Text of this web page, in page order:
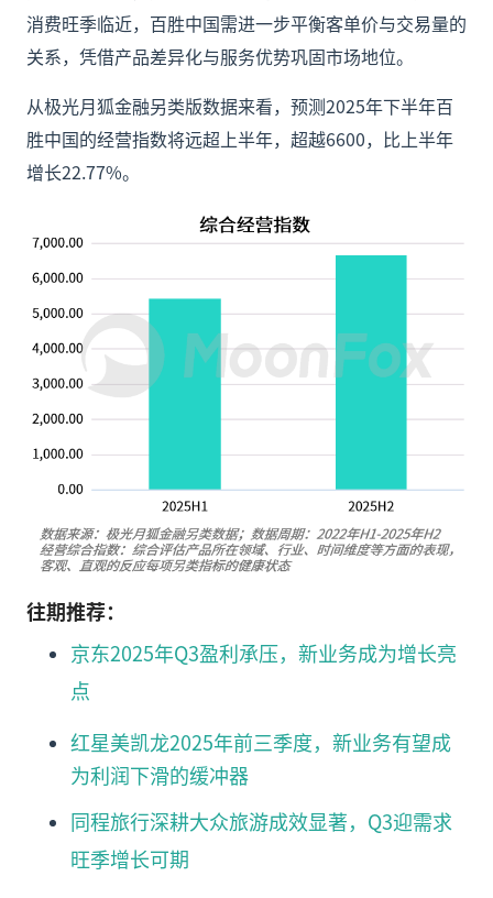
消费旺季临近，百胜中国需进一步平衡客单价与交易量的
关系，凭借产品差异化与服务优势巩固市场地位。
从极光月狐金融另类版数据来看，预测2025年下半年百
胜中国的经营指数将远超上半年，超越6600，比上半年
增长22.77%。
往期推荐：
京东2025年Q3盈利承压，新业务成为增长亮
点
红星美凯龙2025年前三季度，新业务有望成
为利润下滑的缓冲器
同程旅行深耕大众旅游成效显著，Q3迎需求
旺季增长可期